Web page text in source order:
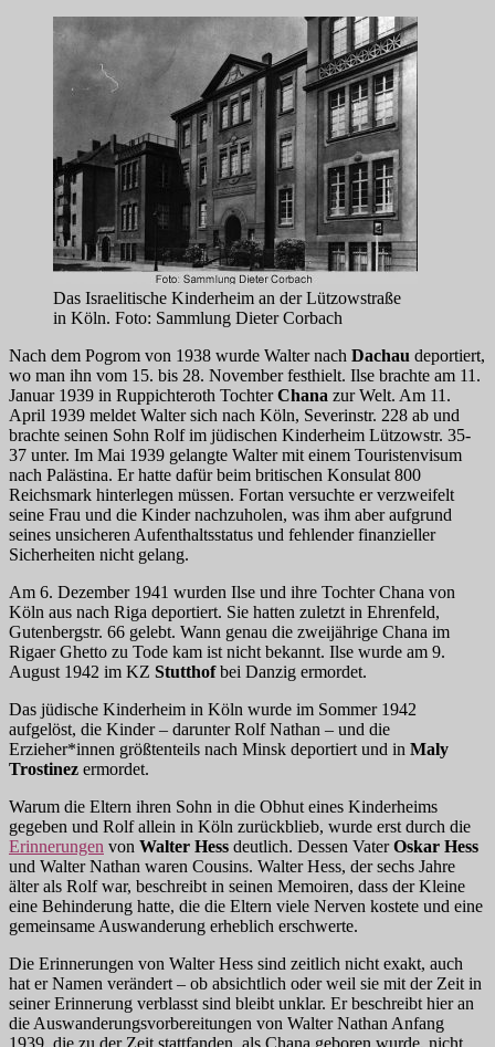
Das Israelitische Kinderheim an der Lützowstraße
in Köln. Foto: Sammlung Dieter Corbach
Nach dem Pogrom von 1938 wurde Walter nach Dachau deportiert,
wo man ihn vom 15. bis 28. November festhielt. Ilse brachte am 11.
Januar 1939 in Ruppichteroth TochterChana zur Welt. Am 11.
April 1939 meldet Walter sich nach Köln, Severinstr. 228 ab und
brachte seinen Sohn Rolf im jüdischen Kinderheim Lützowstr. 35-
37 unter. Im Mai 1939 gelangte Walter mit einem Touristenvisum
nach Palästina. Er hatte dafür beim britischen Konsulat 800
Reichsmark hinterlegen müssen. Fortan versuchte er verzweifelt
seine Frau und die Kinder nachzuholen, was ihm aber aufgrund
seines unsicheren Aufenthaltsstatus und fehlender finanzieller
Sicherheiten nicht gelang.
Am 6. Dezember 1941 wurden Ilse und ihre Tochter Chana von
Köln aus nach Riga deportiert. Sie hatten zuletzt in Ehrenfeld,
Gutenbergstr. 66 gelebt. Wann genau die zweijährige Chana im
Rigaer Ghetto zu Tode kam ist nicht bekannt. Ilse wurde am 9.
August 1942 im KZ Stutthofbei Danzig ermordet.
Das jüdische Kinderheim in Köln wurde im Sommer 1942
aufgelöst, die Kinder – darunter Rolf Nathan – und die
Erzieher*innen größtenteils nach Minsk deportiert und in Maly
Trostinez ermordet.
Warum die Eltern ihren Sohn in die Obhut eines Kinderheims
gegeben und Rolf allein in Köln zurückblieb, wurde erst durch die
Erinnerungen von Walter Hess deutlich. Dessen VaterOskar Hess
und Walter Nathan waren Cousins. Walter Hess, der sechs Jahre
älter als Rolf war, beschreibt in seinen Memoiren, dass der Kleine
eine Behinderung hatte, die die Eltern viele Nerven kostete und eine
gemeinsame Auswanderung erheblich erschwerte.
Die Erinnerungen von Walter Hess sind zeitlich nicht exakt, auch
hat er Namen verändert – ob absichtlich oder weil sie mit der Zeit in
seiner Erinnerung verblasst sind bleibt unklar. Er beschreibt hier an
die Auswanderungsvorbereitungen von Walter Nathan Anfang